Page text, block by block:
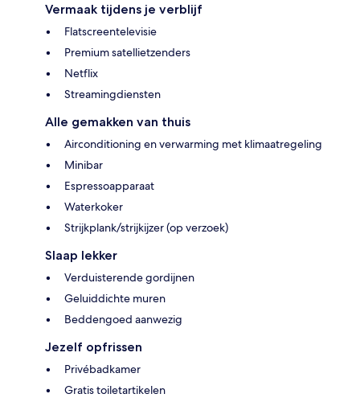
Vermaak tijdens je verblijf
Flatscreentelevisie
Premium satellietzenders
Netflix
Streamingdiensten
Alle gemakken van thuis
Airconditioning en verwarming met klimaatregeling
Minibar
Espressoapparaat
Waterkoker
Strijkplank/strijkijzer (op verzoek)
Slaap lekker
Verduisterende gordijnen
Geluiddichte muren
Beddengoed aanwezig
Jezelf opfrissen
Privébadkamer
Gratis toiletartikelen